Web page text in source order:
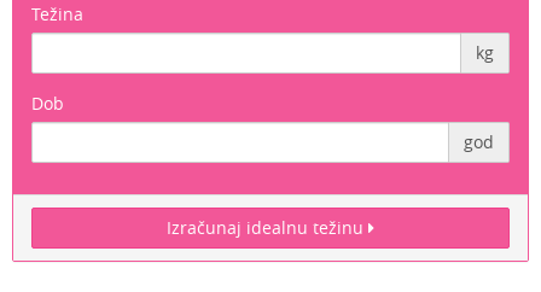
Težina
kg
Dob
god
Izračunaj idealnu težinu